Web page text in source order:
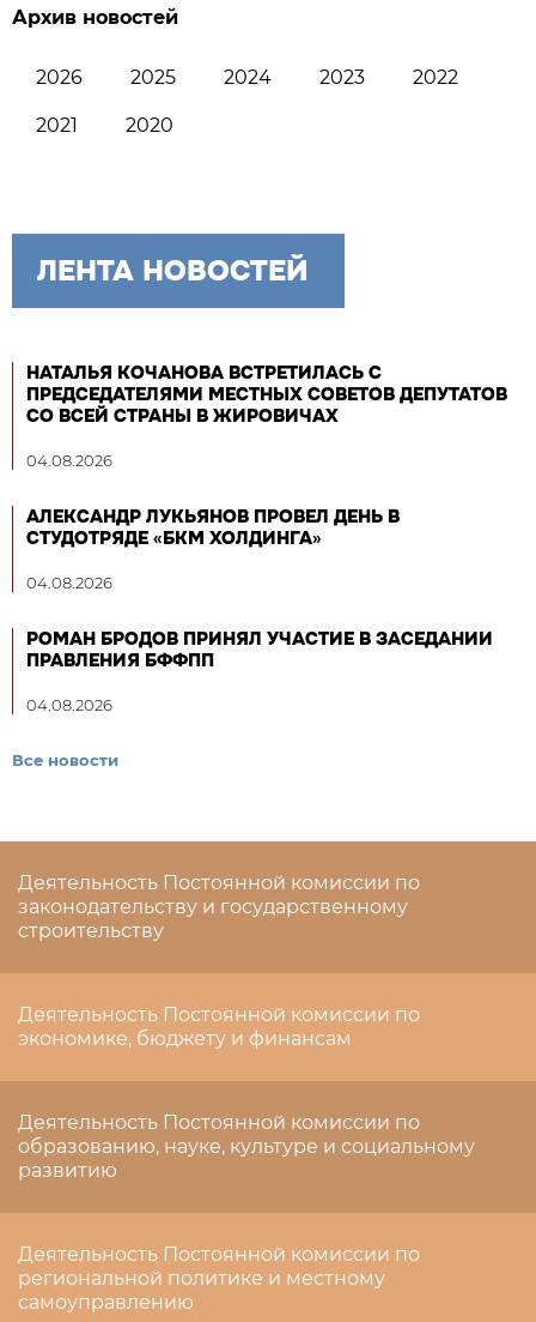
Архив новостей
2026 2025 2024 2023 2022
2021 2020
ЛЕНТА НОВОСТЕЙ
НАТАЛЬЯ КОЧАНОВА ВСТРЕТИЛАСЬ С
ПРЕДСЕДАТЕЛЯМИ МЕСТНЫХ СОВЕТОВ ДЕПУТАТОВ
СО ВСЕЙ СТРАНЫ В ЖИРОВИЧАХ
04.08.2026
АЛЕКСАНДР ЛУКЬЯНОВ ПРОВЕЛ ДЕНЬ В
СТУДОТРЯДЕ «БКМ ХОЛДИНГА»
04.08.2026
РОМАН БРОДОВ ПРИНЯЛ УЧАСТИЕ В ЗАСЕДАНИИ
ПРАВЛЕНИЯ БФФПП
04.08.2026
Все новости
Деятельность Постоянной комиссии по
законодательству и государственному
строительству
Деятельность Постоянной комиссии по
экономике, бюджету и финансам
Деятельность Постоянной комиссии по
образованию, науке, культуре и социальному
развитию
Деятельность Постоянной комиссии по
региональной политике и местному
самоуправлению